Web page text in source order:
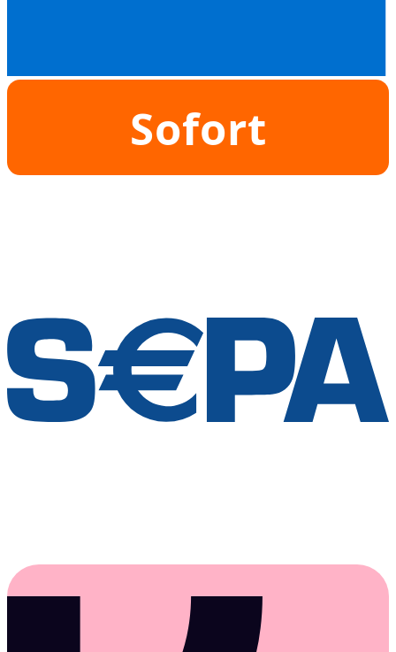
Sofort